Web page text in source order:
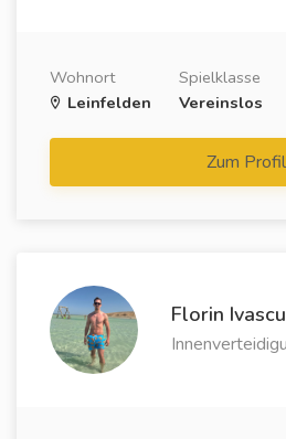
Wohnort
Leinfelden
Spielklasse
Vereinslos
Zum Profil
Florin Ivascu